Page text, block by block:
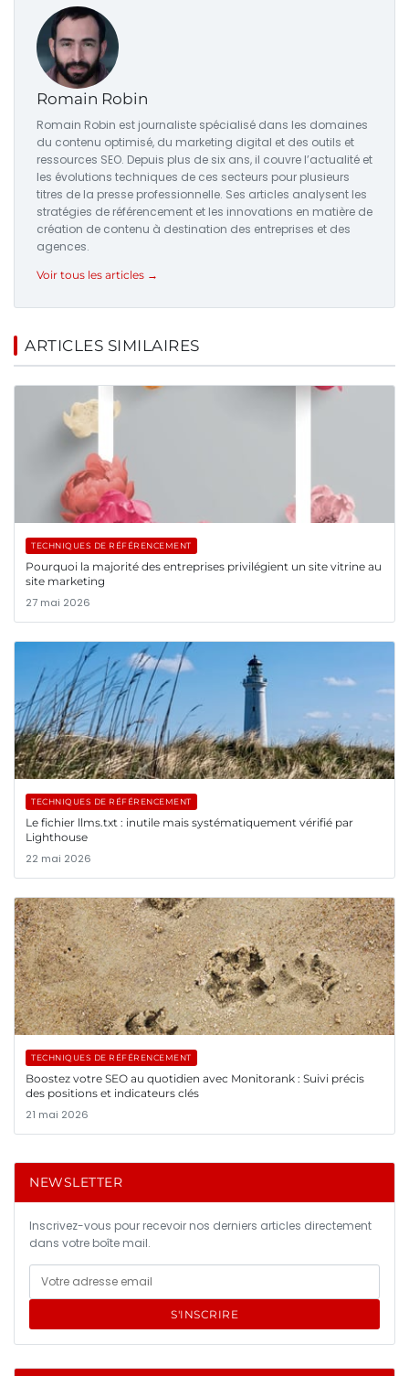
Romain Robin
Romain Robin est journaliste spécialisé dans les domaines
du contenu optimisé, du marketing digital et des outils et
ressources SEO. Depuis plus de six ans, il couvre l’actualité et
les évolutions techniques de ces secteurs pour plusieurs
titres de la presse professionnelle. Ses articles analysent les
stratégies de référencement et les innovations en matière de
création de contenu à destination des entreprises et des
agences.
Voir tous les articles →
ARTICLES SIMILAIRES
TECHNIQUES DE RÉFÉRENCEMENT
Pourquoi la majorité des entreprises privilégient un site vitrine au
site marketing
27 mai 2026
TECHNIQUES DE RÉFÉRENCEMENT
Le fichier llms.txt : inutile mais systématiquement vérifié par
Lighthouse
22 mai 2026
TECHNIQUES DE RÉFÉRENCEMENT
Boostez votre SEO au quotidien avec Monitorank : Suivi précis
des positions et indicateurs clés
21 mai 2026
NEWSLETTER
Inscrivez-vous pour recevoir nos derniers articles directement
dans votre boîte mail.
S'INSCRIRE